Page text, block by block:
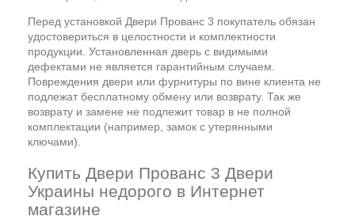
Перед установкой Двери Прованс 3 покупатель обязан
удостовериться в целостности и комплектности
продукции. Установленная дверь с видимыми
дефектами не является гарантийным случаем.
Повреждения двери или фурнитуры по вине клиента не
подлежат бесплатному обмену или возврату. Так же
возврату и замене не подлежит товар в не полной
комплектации (например, замок с утерянными
ключами).
Купить Двери Прованс 3 Двери
Украины недорого в Интернет
магазине